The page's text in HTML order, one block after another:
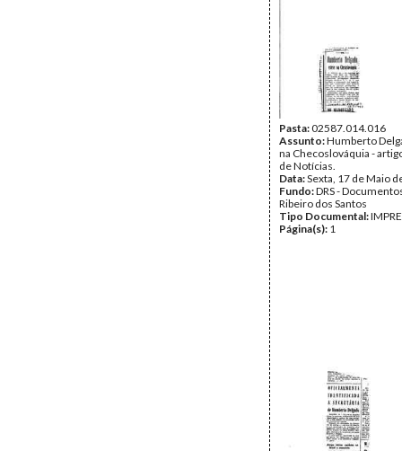
Pasta:02587.014.016
Assunto:Humberto
na Checoslováquia -
de Notícias.
Data:Sexta, 17 de Maio
Fundo:DRS -
Ribeiro dos Santos
Tipo Documental:
Página(s): 1